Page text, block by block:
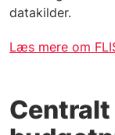
datakilder.
Læs mere om
Centralt